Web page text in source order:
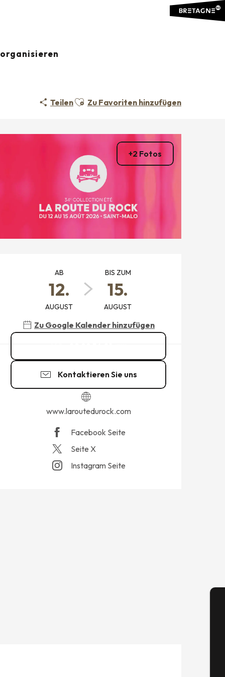
TeilenAjouter aux favoris
Zu Favoriten hinzufügen
+2 Fotos
ÖFFNUNGSZEITEN &
AB
12.
AUGUST
BIS ZUM
15.
AUGUST
Zu Google Kalender hinzufügen
Kontaktieren Sie uns
www.laroutedurock.com
Facebook Seite
Seite X
Instagram Seite